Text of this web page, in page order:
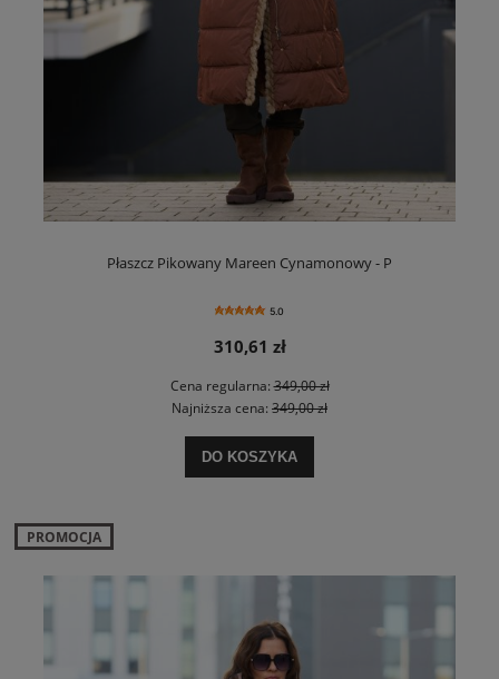
Płaszcz Pikowany Mareen Cynamonowy - P
5.0
310,61 zł
Cena regularna:349,00 zł
Najniższa cena: 349,00 zł
DO KOSZYKA
PROMOCJA